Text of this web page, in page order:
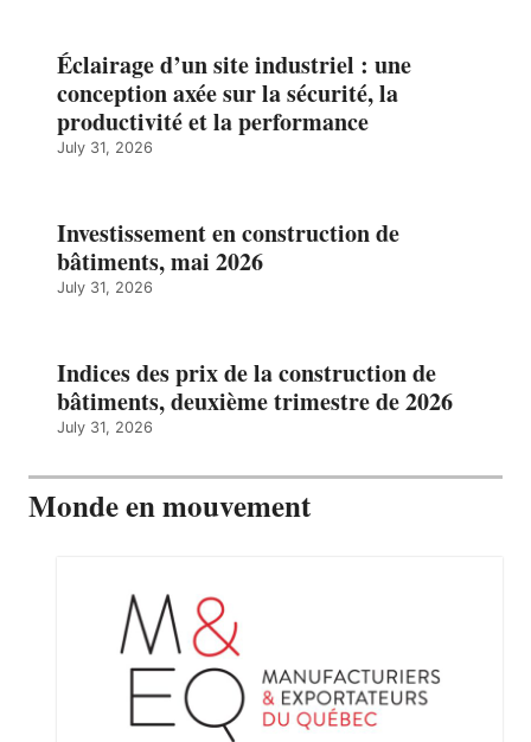
Éclairage d’un site industriel : une
conception axée sur la sécurité, la
productivité et la performance
July 31, 2026
Investissement en construction de
bâtiments, mai 2026
July 31, 2026
Indices des prix de la construction de
bâtiments, deuxième trimestre de 2026
July 31, 2026
Monde en mouvement